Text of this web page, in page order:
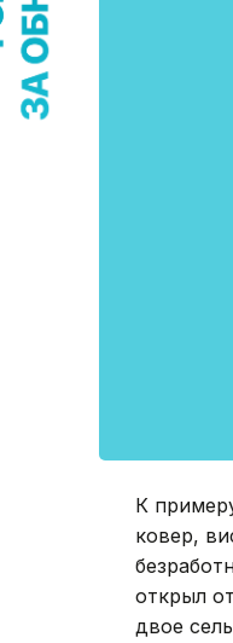
К
ковер,
открыл
двое